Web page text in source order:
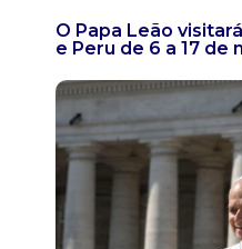
O Papa Leão
e Peru de 6 a 17 de